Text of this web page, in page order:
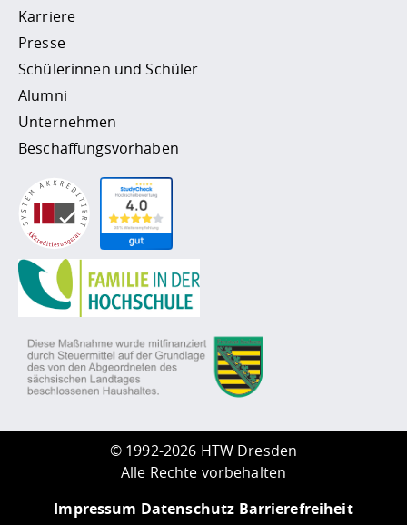
Karriere
Presse
Schülerinnen und Schüler
Alumni
Unternehmen
Beschaffungsvorhaben
© 1992-2026 HTW Dresden
Alle Rechte vorbehalten
Impressum Datenschutz Barrierefreiheit